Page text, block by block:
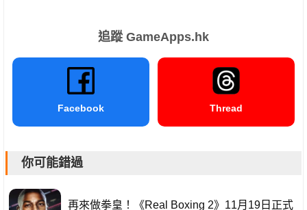
追蹤 GameApps.hk
Facebook Thread
你可能錯過
再來做拳皇！《Real Boxing 2》11月19日正式